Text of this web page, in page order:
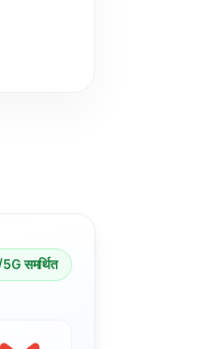
समर्थित